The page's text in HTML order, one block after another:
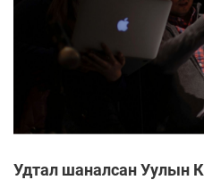
Удтал шаналсан Уулын